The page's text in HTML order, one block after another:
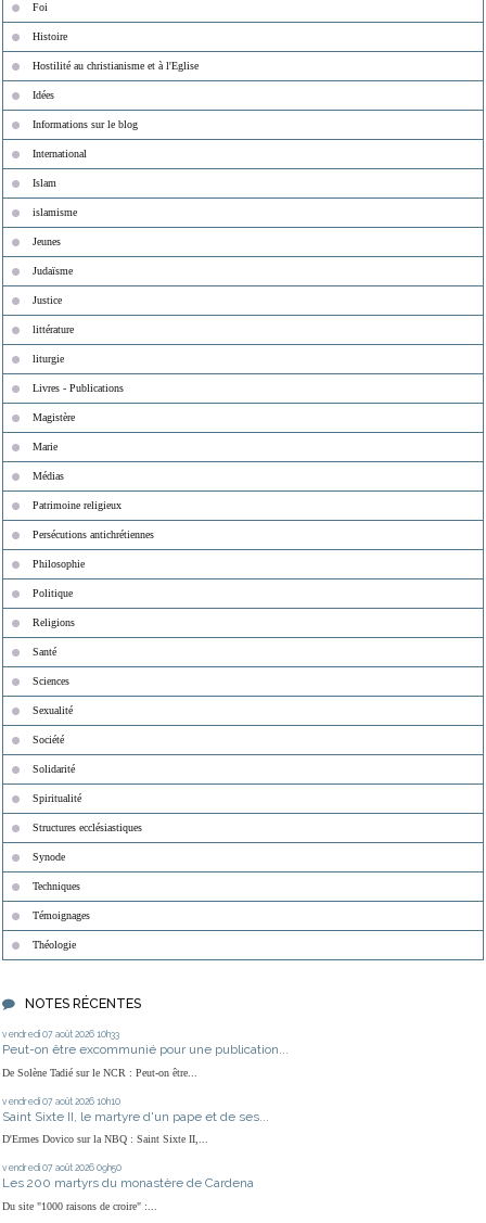
Foi
Histoire
Hostilité au christianisme et à l'Eglise
Idées
Informations sur le blog
International
Islam
islamisme
Jeunes
Judaïsme
Justice
littérature
liturgie
Livres - Publications
Magistère
Marie
Médias
Patrimoine religieux
Persécutions antichrétiennes
Philosophie
Politique
Religions
Santé
Sciences
Sexualité
Société
Solidarité
Spiritualité
Structures ecclésiastiques
Synode
Techniques
Témoignages
Théologie
NOTES RÉCENTES
vendredi 07 août 2026 10h33
Peut-on être excommunié pour une publication...
De Solène Tadié sur le NCR : Peut-on être...
vendredi 07 août 2026 10h10
Saint Sixte II, le martyre d'un pape et de ses...
D'Ermes Dovico sur la NBQ : Saint Sixte II,...
vendredi 07 août 2026 09h50
Les 200 martyrs du monastère de Cardena
Du site "1000 raisons de croire" :...